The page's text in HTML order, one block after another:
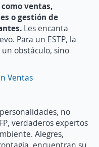
ventas,
o gestión de
Les encanta
Para un ESTP, la
obstáculo, sino
Ventas
no
verdaderos expertos
Alegres,